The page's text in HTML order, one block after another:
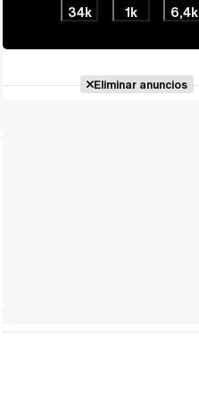
34k 1k 6,4k
Eliminar anuncios